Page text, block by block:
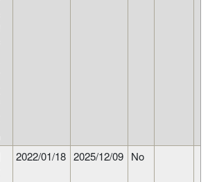
2022/01/18 2025/12/09 No